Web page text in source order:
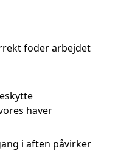
foder arbejdet
haver
i aften påvirker